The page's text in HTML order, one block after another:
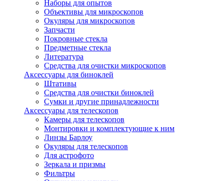
Наборы для опытов
Объективы для микроскопов
Окуляры для микроскопов
Запчасти
Покровные стекла
Предметные стекла
Литература
Средства для очистки микроскопов
Аксессуары для биноклей
Штативы
Средства для очистки биноклей
Сумки и другие принадлежности
Аксессуары для телескопов
Камеры для телескопов
Монтировки и комплектующие к ним
Линзы Барлоу
Окуляры для телескопов
Для астрофото
Зеркала и призмы
Фильтры